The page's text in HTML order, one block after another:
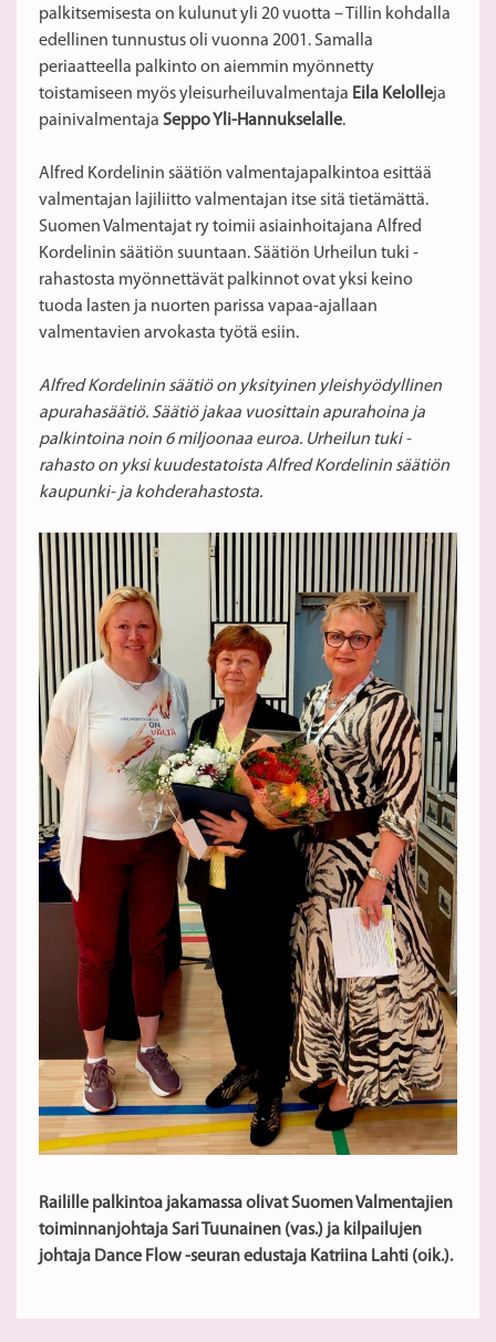
palkitsemisesta on kulunut yli 20 vuotta – Tillin kohdalla
edellinen tunnustus oli vuonna 2001. Samalla
periaatteella palkinto on aiemmin myönnetty
toistamiseen myös yleisurheiluvalmentaja Eila Kelolleja
painivalmentaja Seppo Yli-Hannukselalle.
Alfred Kordelinin säätiön valmentajapalkintoa esittää
valmentajan lajiliitto valmentajan itse sitä tietämättä.
Suomen Valmentajat ry toimii asiainhoitajana Alfred
Kordelinin säätiön suuntaan. Säätiön Urheilun tuki -
rahastosta myönnettävät palkinnot ovat yksi keino
tuoda lasten ja nuorten parissa vapaa-ajallaan
valmentavien arvokasta työtä esiin.
Alfred Kordelinin säätiö on yksityinen yleishyödyllinen
apurahasäätiö. Säätiö jakaa vuosittain apurahoina ja
palkintoina noin 6 miljoonaa euroa. Urheilun tuki -
rahasto on yksi kuudestatoista Alfred Kordelinin säätiön
kaupunki- ja kohderahastosta.
Railille palkintoa jakamassa olivat Suomen Valmentajien
toiminnanjohtaja Sari Tuunainen (vas.) ja kilpailujen
johtaja Dance Flow -seuran edustaja Katriina Lahti (oik.).